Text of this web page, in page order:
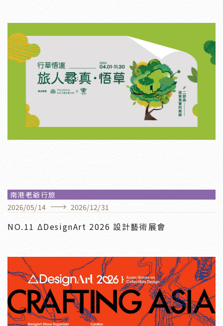
錄旅人風景、台北日常
『一家新的飯店為城市的新移民，我們傾慕文化而選擇
持續以展覽來閱讀城市的意韻，邀您一起跨出深且遠的
腳步，實現與在地在一起的精神。』
南港老爺行旅
2026/05/14 2026/12/31
NO.11 ΔDesignArt 2026 設計藝術展會